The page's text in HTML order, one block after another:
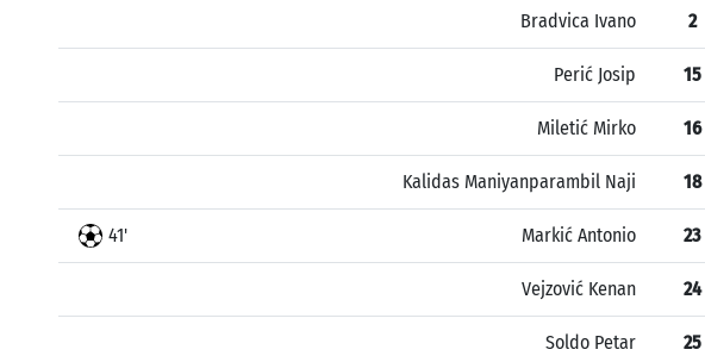
Bradvica Ivano 2
Perić Josip 15
Miletić Mirko 16
Kalidas Maniyanparambil Naji 18
41' Markić Antonio 23
Vejzović Kenan 24
Soldo Petar 25